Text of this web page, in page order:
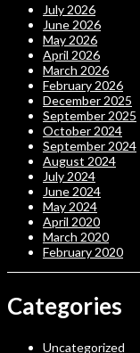
July 2026
June 2026
May 2026
April 2026
March 2026
February 2026
December 2025
September 2025
October 2024
September 2024
August 2024
July 2024
June 2024
May 2024
April 2020
March 2020
February 2020
Categories
Uncategorized